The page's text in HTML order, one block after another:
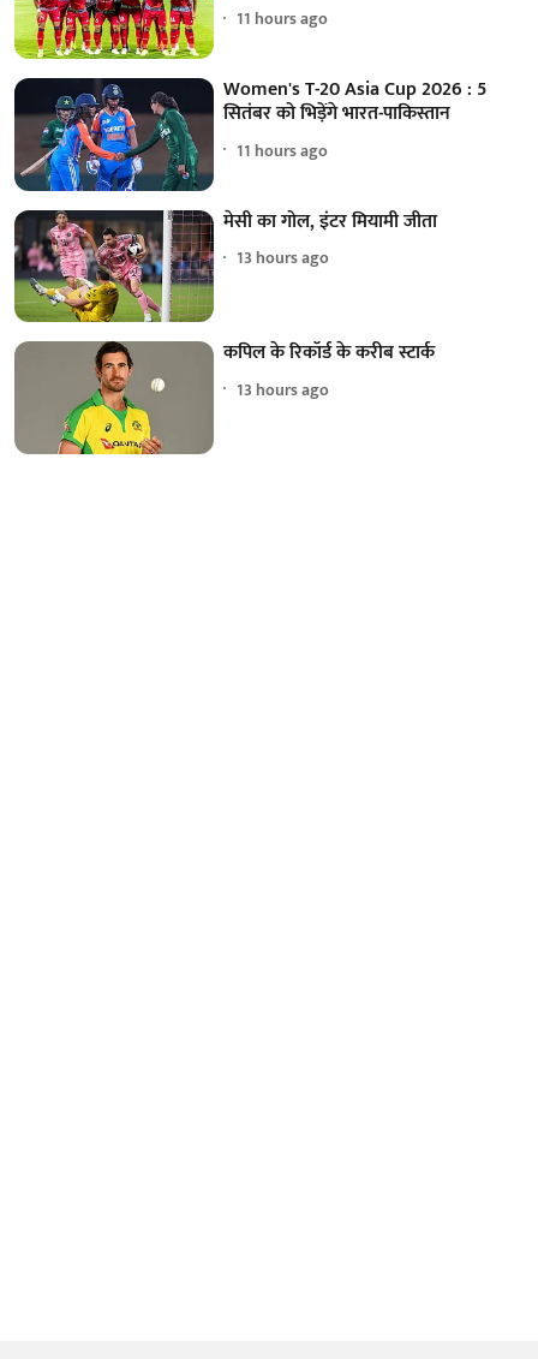
11 hours ago
Women's T-20 Asia Cup 2026 : 5
सितंबर को भिड़ेंगे भारत-पाकिस्तान
11 hours ago
मेसी का गोल, इंटर मियामी जीता
13 hours ago
कपिल के रिकॉर्ड के करीब स्टार्क
13 hours ago